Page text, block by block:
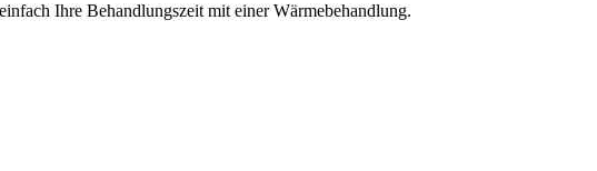
Ihre Behandlungszeit mit einer Wärmebehandlung.